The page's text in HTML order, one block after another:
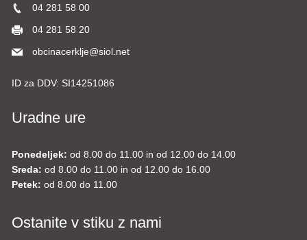
04 281 58 00
04 281 58 20
obcinacerklje@siol.net
ID za DDV: SI14251086
Uradne ure
Ponedeljek: od 8.00 do 11.00 in od 12.00 do 14.00
Sreda: od 8.00 do 11.00 in od 12.00 do 16.00
Petek: od 8.00 do 11.00
Ostanite v stiku z nami